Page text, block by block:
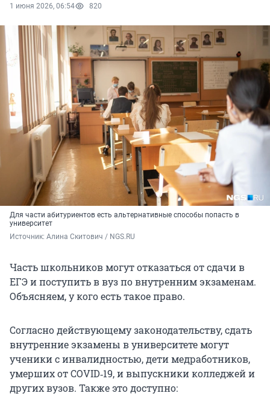
1 июня 2026, 06:54 820
Для части абитуриентов есть альтернативные способы попасть в
университет
Источник: Алина Скитович / NGS.RU
Часть школьников могут отказаться от сдачи в
ЕГЭ и поступить в вуз по внутренним экзаменам.
Объясняем, у кого есть такое право.
Согласно действующему законодательству, сдать
внутренние экзамены в университете могут
ученики с инвалидностью, дети медработников,
умерших от COVID‑19, и выпускники колледжей и
других вузов. Также это доступно: